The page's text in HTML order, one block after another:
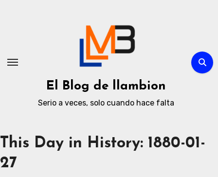
El Blog de llambion
Serio a veces, solo cuando hace falta
This Day in History: 1880-01-
27